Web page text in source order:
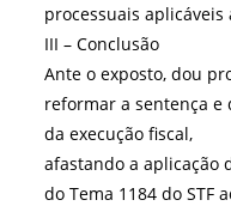
processuais aplicáveis
III – Conclusão
Ante o exposto, dou
reformar a sentença
da execução fiscal,
afastando a aplicação
do Tema 1184 do STF